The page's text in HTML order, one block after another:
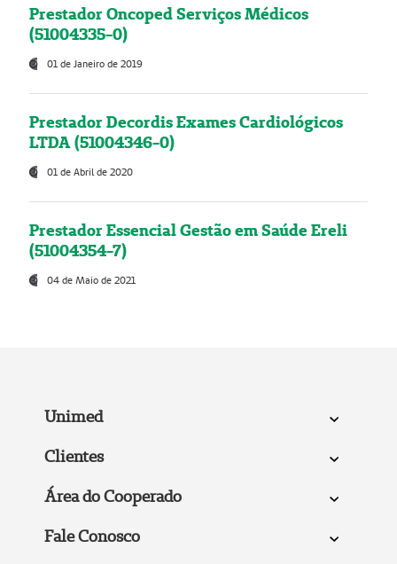
Prestador Oncoped Serviços Médicos
(51004335-0)
01 de Janeiro de 2019
Prestador Decordis Exames Cardiológicos
LTDA (51004346-0)
01 de Abril de 2020
Prestador Essencial Gestão em Saúde Ereli
(51004354-7)
04 de Maio de 2021
Unimed
Clientes
Área do Cooperado
Fale Conosco